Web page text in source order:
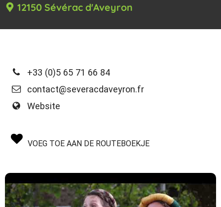
12150 Sévérac d'Aveyron
+33 (0)5 65 71 66 84
contact@severacdaveyron.fr
Website
VOEG TOE AAN DE ROUTEBOEKJE